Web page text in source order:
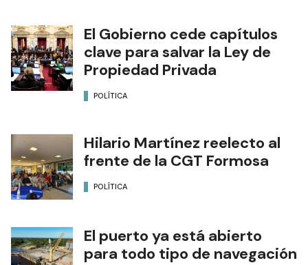
El Gobierno cede capítulos
clave para salvar la Ley de
Propiedad Privada
POLÍTICA
Hilario Martínez reelecto al
frente de la CGT Formosa
POLÍTICA
El puerto ya está abierto
para todo tipo de navegación